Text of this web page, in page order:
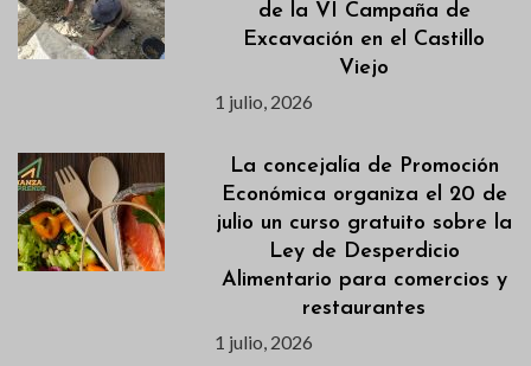
de la VI Campaña de
Excavación en el Castillo
Viejo
1 julio, 2026
La concejalía de Promoción
Económica organiza el 20 de
julio un curso gratuito sobre la
Ley de Desperdicio
Alimentario para comercios y
restaurantes
1 julio, 2026